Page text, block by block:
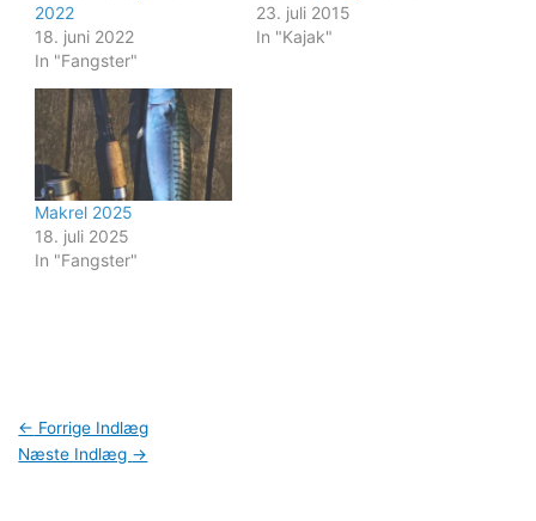
2022
18. juni 2022
In "Fangster"
23. juli 2015
In "Kajak"
Makrel 2025
18. juli 2025
In "Fangster"
← Forrige Indlæg
Næste Indlæg →